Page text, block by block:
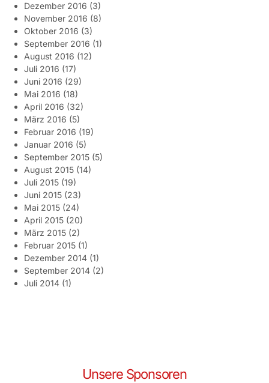
Dezember 2016 (3)
November 2016 (8)
Oktober 2016 (3)
September 2016 (1)
August 2016 (12)
Juli 2016 (17)
Juni 2016 (29)
Mai 2016 (18)
April 2016 (32)
März 2016 (5)
Februar 2016 (19)
Januar 2016 (5)
September 2015 (5)
August 2015 (14)
Juli 2015 (19)
Juni 2015 (23)
Mai 2015 (24)
April 2015 (20)
März 2015 (2)
Februar 2015 (1)
Dezember 2014 (1)
September 2014 (2)
Juli 2014 (1)
Unsere Sponsoren